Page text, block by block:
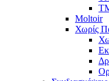
Moltoir
Χωρίς